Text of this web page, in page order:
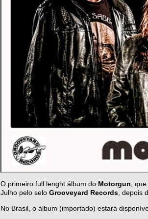
O primeiro full lenght álbum do Motorgun ,
Julho pelo selo Grooveyard Records , depois
No Brasil, o álbum (importado) estará